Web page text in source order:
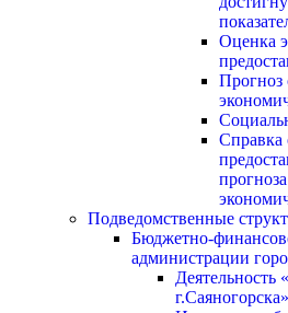
Оценка
Прогноз
Справка
Подведомственные
Бюджетно-
администрации
г.Саяногорска»